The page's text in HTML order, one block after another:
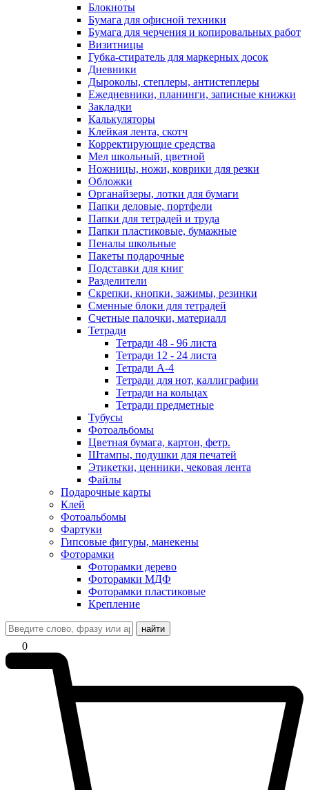
Блокноты
Бумага для офисной техники
Бумага для черчения и копировальных работ
Визитницы
Губка-стиратель для маркерных досок
Дневники
Дыроколы, степлеры, антистеплеры
Ежедневники, планинги, записные книжки
Закладки
Калькуляторы
Клейкая лента, скотч
Корректирующие средства
Мел школьный, цветной
Ножницы, ножи, коврики для резки
Обложки
Органайзеры, лотки для бумаги
Папки деловые, портфели
Папки для тетрадей и труда
Папки пластиковые, бумажные
Пеналы школьные
Пакеты подарочные
Подставки для книг
Разделители
Скрепки, кнопки, зажимы, резинки
Сменные блоки для тетрадей
Счетные палочки, материалл
Тетради
Тетради 48 - 96 листа
Тетради 12 - 24 листа
Тетради А-4
Тетради для нот, каллиграфии
Тетради на кольцах
Тетради предметные
Тубусы
Фотоальбомы
Цветная бумага, картон, фетр.
Штампы, подушки для печатей
Этикетки, ценники, чековая лента
Файлы
Подарочные карты
Клей
Фотоальбомы
Фартуки
Гипсовые фигуры, манекены
Фоторамки
Фоторамки дерево
Фоторамки МДФ
Фоторамки пластиковые
Крепление
найти
0